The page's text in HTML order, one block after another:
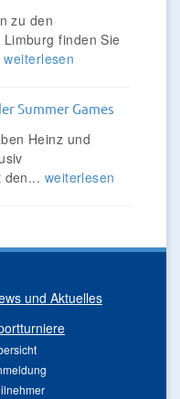
zu den
finden Sie
weiterlesen
Summer Games
Heinz und
den... weiterlesen
und Aktuelles